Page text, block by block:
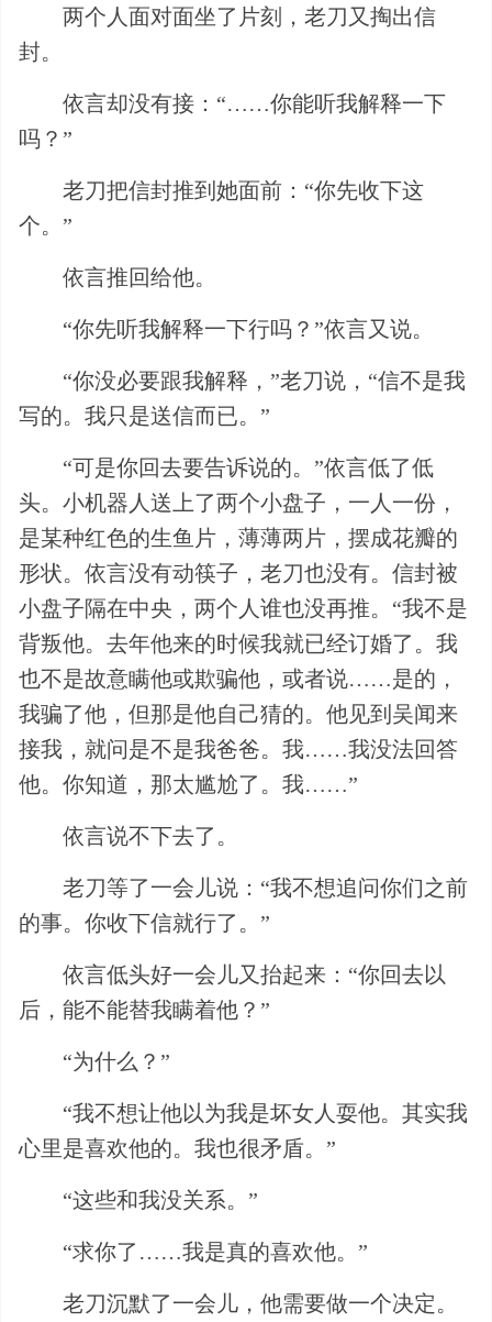
两个人面对面坐了片刻，老刀又掏出信
封。
依言却没有接：“……你能听我解释一下
吗？”
老刀把信封推到她面前：“你先收下这
个。”
依言推回给他。
“你先听我解释一下行吗？”依言又说。
“你没必要跟我解释，”老刀说，“信不是我
写的。我只是送信而已。”
“可是你回去要告诉说的。”依言低了低
头。小机器人送上了两个小盘子，一人一份，
是某种红色的生鱼片，薄薄两片，摆成花瓣的
形状。依言没有动筷子，老刀也没有。信封被
小盘子隔在中央，两个人谁也没再推。“我不是
背叛他。去年他来的时候我就已经订婚了。我
也不是故意瞒他或欺骗他，或者说……是的，
我骗了他，但那是他自己猜的。他见到吴闻来
接我，就问是不是我爸爸。我……我没法回答
他。你知道，那太尴尬了。我……”
依言说不下去了。
老刀等了一会儿说：“我不想追问你们之前
的事。你收下信就行了。”
依言低头好一会儿又抬起来：“你回去以
后，能不能替我瞒着他？”
“为什么？”
“我不想让他以为我是坏女人耍他。其实我
心里是喜欢他的。我也很矛盾。”
“这些和我没关系。”
“求你了……我是真的喜欢他。”
老刀沉默了一会儿，他需要做一个决定。